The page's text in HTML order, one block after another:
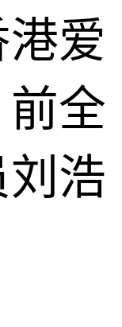
爱
前全
刘浩